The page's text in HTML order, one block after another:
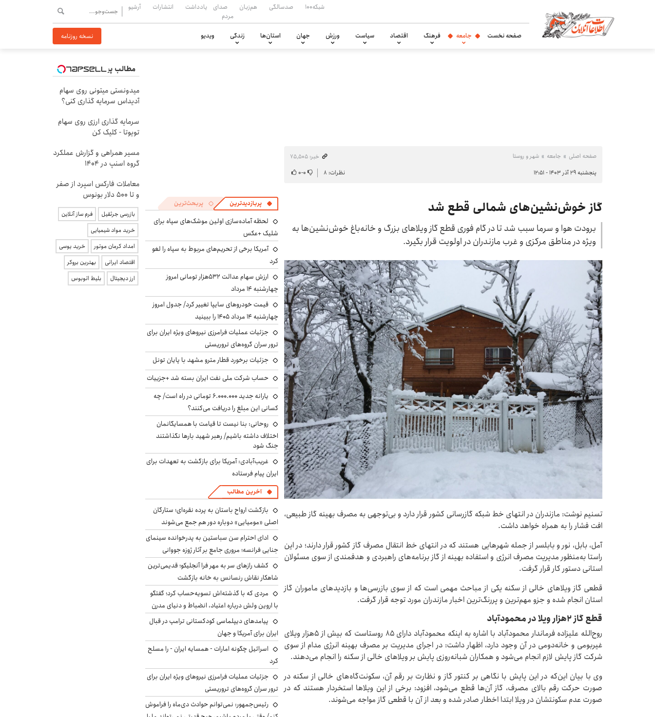
شبکه۱۰۰ صدسالگی هم‌زبان
صدای
مردم
یادداشت انتشارات آرشیو
صفحه نخست جامعه فرهنگ اقتصاد سیاست ورزش جهان استان‌ها زندگی ویدیو نسخه روزنامه
صفحه اصلی جامعه شهر و روستا
خبر: ۷۵٬۵۰۵
پنجشنبه ۲۹ آذر ۱۴۰۳ - ۱۲:۵۱
نظرات: ۸ ۰-۰
گاز خوش‌نشین‌های شمالی قطع شد
برودت هوا و سرما سبب شد تا در گام فوری قطع گاز ویلاهای بزرگ و خانه‌باغ خوش‌نشین‌ها به
ویژه در مناطق مرکزی و غرب مازندران در اولویت قرار بگیرد.
تسنیم نوشت: مازندران در انتهای خط شبکه گازرسانی کشور قرار دارد و بی‌توجهی به مصرف بهینه گاز طبیعی،
افت فشار را به همراه خواهد داشت.
آمل، بابل، نور و بابلسر از جمله شهرهایی هستند که در انتهای خط انتقال مصرف گاز کشور قرار دارند؛ در این
راستا به‌منظور مدیریت مصرف انرژی و استفاده بهینه از گاز برنامه‌های راهبردی و هدفمندی از سوی مسئولان
استانی دستور کار قرار گرفت.
قطعی گاز ویلاهای خالی از سکنه یکی از مباحث مهمی است که از سوی بازرسی‌ها و بازدیدهای ماموران گاز
استان انجام شده و جزو مهم‌ترین و پررنگ‌ترین اخبار مازندران مورد توجه قرار گرفت.
قطع گاز ۲هزار ویلا در محمودآباد
روح‌الله علیزاده فرماندار محمودآباد با اشاره به اینکه محمودآباد دارای ۸۵ روستاست که بیش از ۵هزار ویلای
غیربومی و خانه‌دومی در آن وجود دارد، اظهار داشت: در اجرای مدیریت بر مصرف بهینه انرژی مدام از سوی
شرکت گاز پایش لازم انجام می‌شود و همکاران شبانه‌روزی پایش بر ویلاهای خالی از سکنه را انجام می‌دهند.
وی با بیان این‌که در این پایش با نگاهی بر کنتور گاز و نظارت بر رقم آن، سکونت‌گاه‌های خالی از سکنه در
صورت حرکت رقم بالای مصرف، گاز آن‌ها قطع می‌شود، افزود: برخی از این ویلاها استخردار هستند که در
صورت عدم سکونتشان در ویلا ابتدا اخطار صادر شده و بعد از آن با قطعی گاز مواجه می‌شوند.
پربازدیدترین پربحث‌ترین
لحظه آماده‌سازی اولین موشک‌های سپاه برای
شلیک +عکس
آمریکا برخی از تحریم‌های مربوط به سپاه را لغو
کرد
ارزش سهام عدالت ۵۳۲هزار تومانی امروز
چهارشنبه ۱۴ مرداد
قیمت خودروهای سایپا تغییر کرد/ جدول امروز
چهارشنبه ۱۴ مرداد ۱۴۰۵ را ببینید
جزئیات عملیات فرامرزی نیروهای ویژه ایران برای
ترور سران گروه‌های تروریستی
جزئیات برخورد قطار مترو مشهد با پایان تونل
حساب‌ شرکت ملی نفت ایران بسته شد +جزییات
یارانه جدید ۶.۰۰۰.۰۰۰ تومانی در راه است/ چه
کسانی این مبلغ را دریافت می‌کنند؟
روحانی: بنا نیست تا قیامت با همسایگانمان
اختلاف داشته باشیم/ رهبر شهید بارها نگذاشتند
جنگ شود
غریب‌آبادی: آمریکا برای بازگشت به تعهدات برای
ایران پیام فرستاده
آخرین مطالب
بازگشت ارواح باستان به پرده نقره‌ای؛ ستارگان
اصلی «مومیایی» دوباره دور هم جمع می‌شوند
ادای احترام سن سباستین به پدرخوانده سینمای
جنایی فرانسه؛ مروری جامع بر آثار ژوزه جووانی
کشف رازهای سر به مهر فرا آنجلیکو؛ قدیمی‌ترین
شاهکار نقاش رنسانس به خانه بازگشت
مردی که با گذشته‌اش تسویه‌حساب کرد؛ گفتگو
با اروین ولش درباره اعتیاد، انضباط و دنیای مدرن
پیامدهای دیپلماسی کودکستانی ترامپ در قبال
ایران برای آمریکا و جهان
اسرائیل چگونه امارات - همسایه ایران - را مسلح
کرد
جزئیات عملیات فرامرزی نیروهای ویژه ایران برای
ترور سران گروه‌های تروریستی
رئیس‌جمهور: نمی‌توانم حوادث دی‌ماه را فراموش
مطالب پیشنهادی
میدونستی میتونی روی سهام
آدیداس سرمایه گذاری کنی؟
سرمایه گذاری ارزی روی سهام
تویوتا - کلیک کن
مسیر همراهی و گزارش عملکرد
گروه اسنپ در ۱۴۰۴
معاملات فارکس اسپرد از صفر
و تا ۵۰۰ دلار بونوس
بازرسی جرثقیل
فرم ساز آنلاین
خرید مواد شیمیایی
امداد کرمان موتور
خرید یوسی
اقتصاد ایرانی
بهترین بروکر
ارز دیجیتال
بلیط اتوبوس